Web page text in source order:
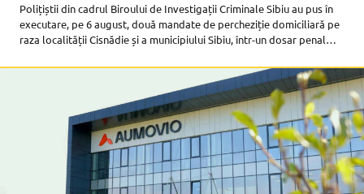
Polițiștii din cadrul Biroului de Investigații Criminale Sibiu au pus în
executare, pe 6 august, două mandate de percheziție domiciliară pe
raza localității Cisnădie și a municipiului Sibiu, într-un dosar penal